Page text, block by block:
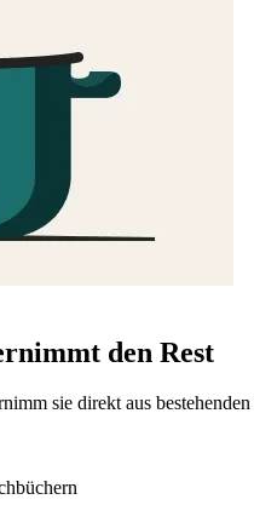
den Rest
sie direkt aus